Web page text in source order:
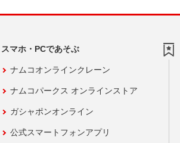
スマホ・PCであそぶ
ナムコオンラインクレーン
ナムコパークス オンラインストア
ガシャポンオンライン
公式スマートフォンアプリ